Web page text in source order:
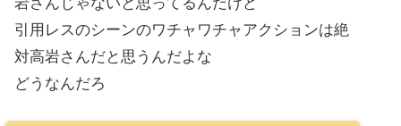
引用レスのシーンのワチャワチャアクションは絶
対高岩さんだと思うんだよな
どうなんだろ